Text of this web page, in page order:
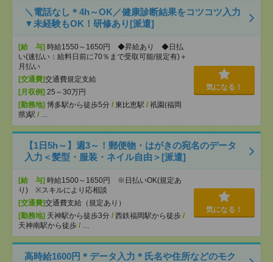
＼電話なし＊4h～OK／健康診断結果をコツコツ入力
▼未経験もOK！研修あり[派遣]
[給 与] 時給1550～1650円 ◆昇給あり ◆日払
い(速払い：給料日前に70％まで受取可能/規定有)＋
月払い
[交通費]交通費規定支給
[月収例] 25～30万円
[勤務地] 博多駅から徒歩5分 / 東比恵駅 / 祇園(福岡
県)駅 / …
気になる！
【1日5h～】週3～！郵便物・はがきの宛名のデータ
入力＜髪型・服装・ネイル自由＞[派遣]
[給 与] 時給1500～1650円 ※日払いOK(規定あ
り) ※スキルにより応相談
[交通費]交通費支給（規定あり）
[勤務地] 天神駅から徒歩3分 / 西鉄福岡駅から徒歩 /
天神南駅から徒歩 / …
気になる！
高時給1600円＊データ入力＊氏名や住所などのモク